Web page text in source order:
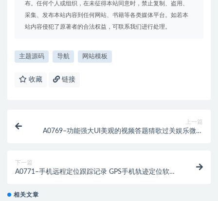
布。任何个人或组织，在未征得本站同意时，禁止复制、盗用、
采集、发布本站内容到任何网站、书籍等各类媒体平台。如若本
站内容侵犯了原著者的合法权益，可联系我们进行处理。
主题源码 导航 网站模板
收藏 链接
上一篇
A0769–功能强大UI美观的视频答题猜歌过关娱乐微信
下一篇
A0771–手机远程定位跟踪记录 GPS手机轨迹定位软件
相关文章